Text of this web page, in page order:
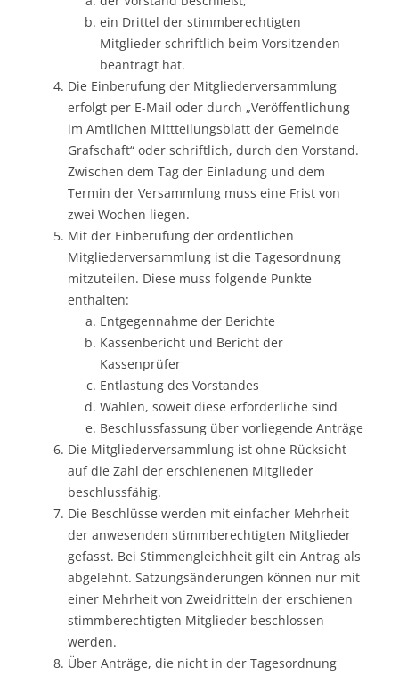
ein Drittel der stimmberechtigten
Mitglieder schriftlich beim Vorsitzenden
beantragt hat.
Die Einberufung der Mitgliederversammlung
erfolgt per E-Mail oder durch „Veröffentlichung
im Amtlichen Mittteilungsblatt der Gemeinde
Grafschaft“ oder schriftlich, durch den Vorstand.
Zwischen dem Tag der Einladung und dem
Termin der Versammlung muss eine Frist von
zwei Wochen liegen.
Mit der Einberufung der ordentlichen
Mitgliederversammlung ist die Tagesordnung
mitzuteilen. Diese muss folgende Punkte
enthalten:
Entgegennahme der Berichte
Kassenbericht und Bericht der
Kassenprüfer
Entlastung des Vorstandes
Wahlen, soweit diese erforderliche sind
Beschlussfassung über vorliegende Anträge
Die Mitgliederversammlung ist ohne Rücksicht
auf die Zahl der erschienenen Mitglieder
beschlussfähig.
Die Beschlüsse werden mit einfacher Mehrheit
der anwesenden stimmberechtigten Mitglieder
gefasst. Bei Stimmengleichheit gilt ein Antrag als
abgelehnt. Satzungsänderungen können nur mit
einer Mehrheit von Zweidritteln der erschienen
stimmberechtigten Mitglieder beschlossen
werden.
Über Anträge, die nicht in der Tagesordnung